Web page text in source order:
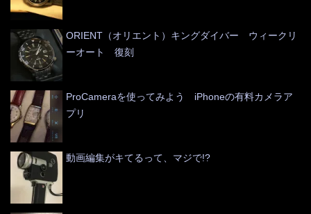
ORIENT（オリエント）キングダイバー ウィークリ
ーオート 復刻
ProCameraを使ってみよう iPhoneの有料カメラア
プリ
動画編集がキてるって、マジで!?